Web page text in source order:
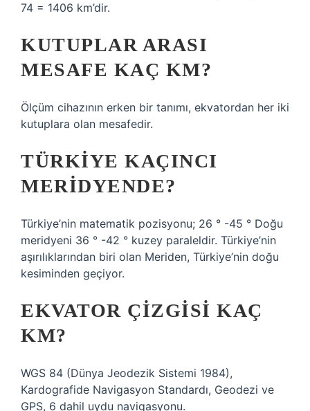
74 = 1406 km’dir.
KUTUPLAR ARASI
MESAFE KAÇ KM?
Ölçüm cihazının erken bir tanımı, ekvatordan her iki
kutuplara olan mesafedir.
TÜRKIYE KAÇINCI
MERIDYENDE?
Türkiye’nin matematik pozisyonu; 26 ° -45 ° Doğu
meridyeni 36 ° -42 ° kuzey paraleldir. Türkiye’nin
aşırılıklarından biri olan Meriden, Türkiye’nin doğu
kesiminden geçiyor.
EKVATOR ÇIZGISI KAÇ
KM?
WGS 84 (Dünya Jeodezik Sistemi 1984),
Kardografide Navigasyon Standardı, Geodezi ve
GPS, 6 dahil uydu navigasyonu.